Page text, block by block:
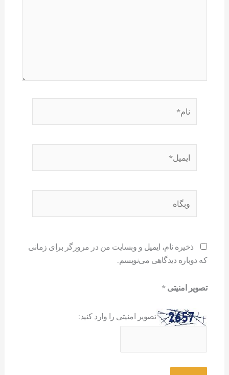
ذخیره نام، ایمیل و وبسایت من در مرورگر برای زمانی
که دوباره دیدگاهی می‌نویسم.
تصویر امنیتی*
تصویر امنیتی را وارد کنید: